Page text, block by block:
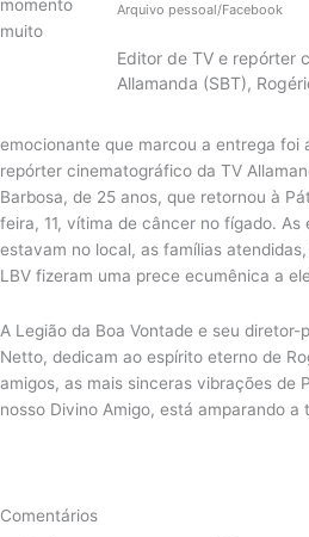
Arquivo pessoal/Facebook
Editor de TV e repórter
Allamanda (SBT),
momento
muito
emocionante que marcou a entrega foi
repórter cinematográfico da TV
Barbosa, de 25 anos, que retornou à
feira, 11, vítima de câncer no fígado. As
estavam no local, as famílias
LBV fizeram uma prece ecumênica a
A Legião da Boa Vontade e seu diretor-
Netto, dedicam ao espírito eterno de
amigos, as mais sinceras vibrações de
nosso Divino Amigo, está amparando a
Comentários